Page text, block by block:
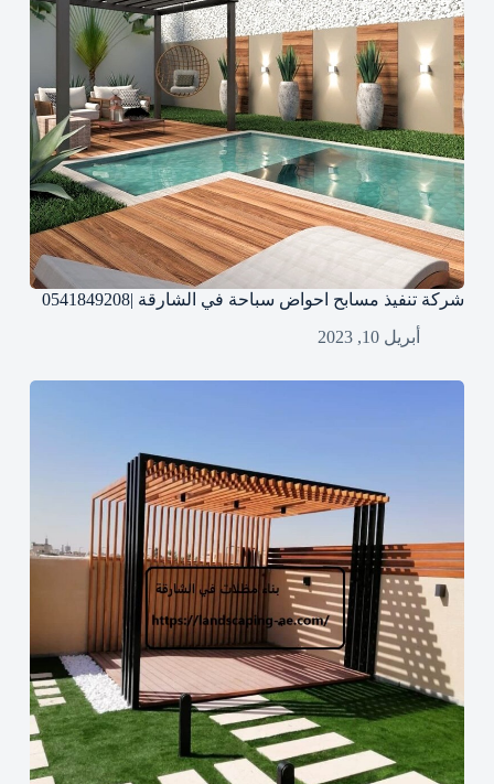
شركة تنفيذ مسابح احواض سباحة في الشارقة |0541849208
أبريل 10, 2023